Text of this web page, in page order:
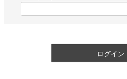
)
ログイン